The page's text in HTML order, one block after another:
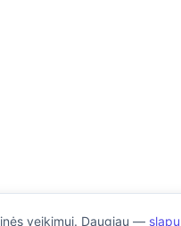
veikimui. Daugiau —